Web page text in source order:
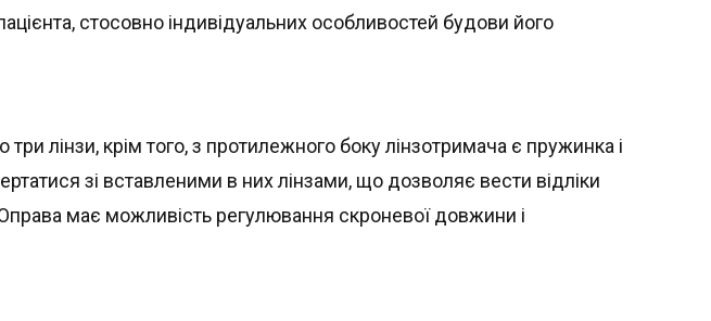
стосовно індивідуальних особливостей будови його
лінзи, крім того, з протилежного боку лінзотримача є пружинка і
зі вставленими в них лінзами, що дозволяє вести відліки
має можливість регулювання скроневої довжини і